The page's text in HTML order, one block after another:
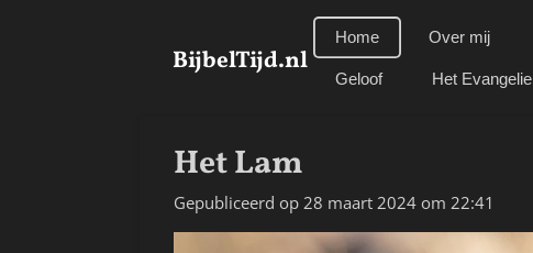
BijbelTijd.nl
Home Over mij
Geloof Het Evangelie
Het Lam
Gepubliceerd op 28 maart 2024 om 22:41